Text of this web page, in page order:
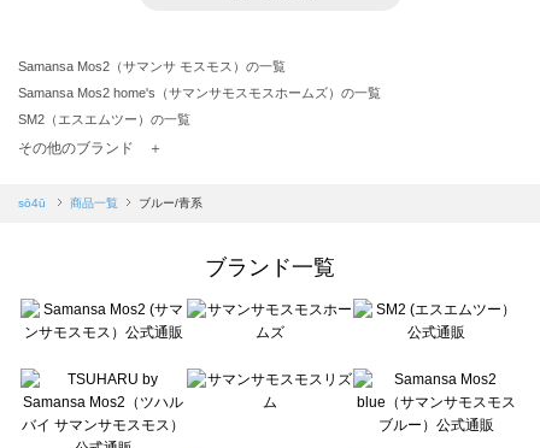
Samansa Mos2（サマンサ モスモス）の一覧
Samansa Mos2 home's（サマンサモスモスホームズ）の一覧
SM2（エスエムツー）の一覧
TSUHARU by Samansa Mos2（ツハルバイサマンサモスモス）の一覧
Samansa Mos2 blue（サマンサモスモス ブルー）の一覧
Te chichi（テチチ）の一覧
Te chichi CLASSIC（テチチ クラシック）の一覧
Lugnoncure（ルノンキュール）の一覧
BETTY'S BLUE（べティーズブルー）の一覧
Wpc.（ワールドパーティー）の一覧
その他のブランド ＋
sō4ū 商品一覧 ブルー/青系
ブランド一覧